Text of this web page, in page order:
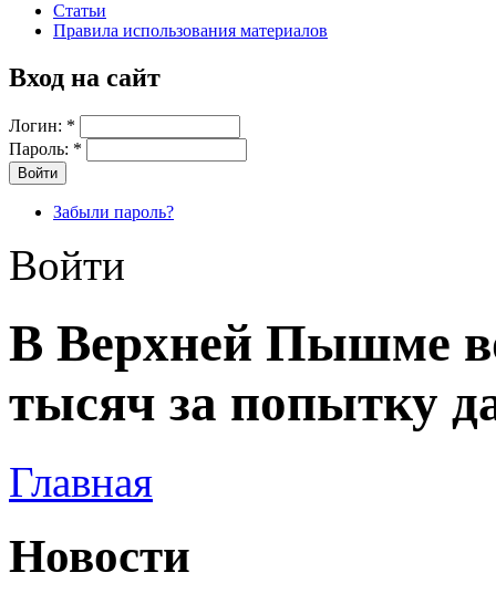
Статьи
Правила использования материалов
Вход на сайт
Логин: *
Пароль: *
Забыли пароль?
Войти
В Верхней Пышме
тысяч за попытку
Главная
Новости